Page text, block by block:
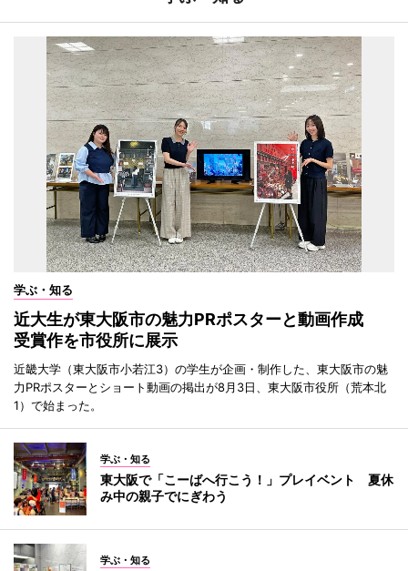
学ぶ・知る
近大生が東大阪市の魅力PRポスターと動画作成
受賞作を市役所に展示
近畿大学（東大阪市小若江3）の学生が企画・制作した、東大阪市の魅
力PRポスターとショート動画の掲出が8月3日、東大阪市役所（荒本北
1）で始まった。
学ぶ・知る
東大阪で「こーばへ行こう！」プレイベント 夏休
み中の親子でにぎわう
学ぶ・知る